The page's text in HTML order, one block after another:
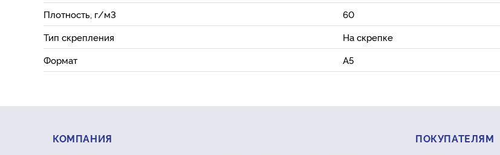
Плотность, г/м3
60
Тип скрепления
На скрепке
Формат
A5
КОМПАНИЯ ПОКУПАТЕЛЯМ